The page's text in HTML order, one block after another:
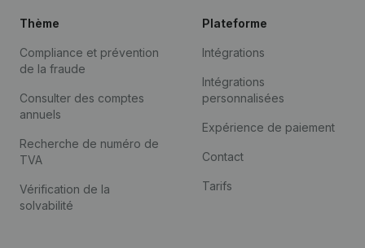
Thème
Compliance et prévention
de la fraude
Consulter des comptes
annuels
Recherche de numéro de
TVA
Vérification de la
solvabilité
Plateforme
Intégrations
Intégrations
personnalisées
Expérience de paiement
Contact
Tarifs